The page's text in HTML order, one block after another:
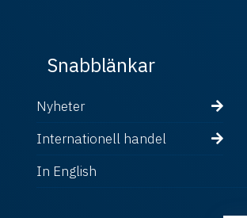
Snabblänkar
Nyheter
Internationell handel
In English